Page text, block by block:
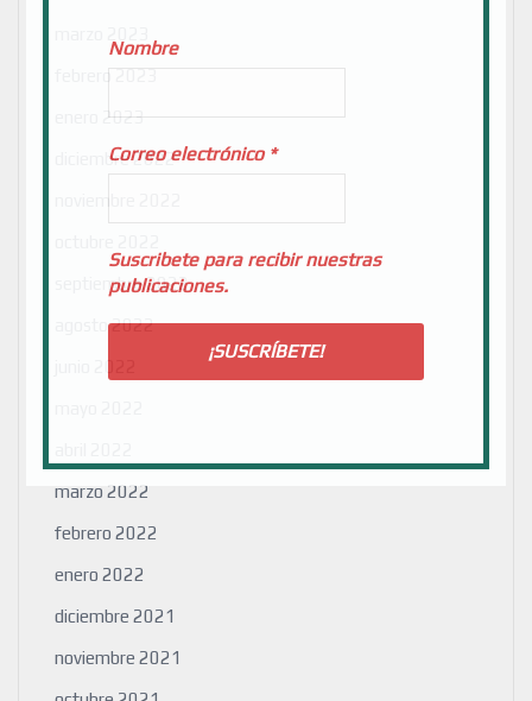
enero 2023
diciembre 2022
septiembre 2022
agosto 2022
marzo 2022
febrero 2022
enero 2022
diciembre 2021
noviembre 2021
Nombre
Correo electrónico *
Suscribete para recibir nuestras
publicaciones.